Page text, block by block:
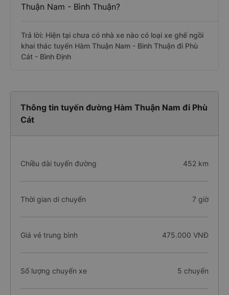
Thuận Nam - Bình Thuận?
Trả lời: Hiện tại chưa có nhà xe nào có loại xe ghế ngồi
khai thác tuyến Hàm Thuận Nam - Bình Thuận đi Phù
Cát - Bình Định
Thông tin tuyến đường Hàm Thuận Nam đi Phù
Cát
Chiều dài tuyến đường 452 km
Thời gian di chuyển 7 giờ
Giá vé trung bình 475.000 VNĐ
Số lượng chuyến xe 5 chuyến